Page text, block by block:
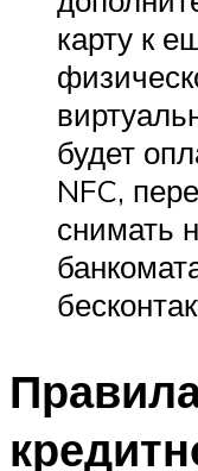
карту к
будет
NFC,
снимать